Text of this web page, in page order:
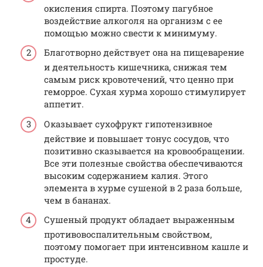
окисления спирта. Поэтому пагубное
воздействие алкоголя на организм с ее
помощью можно свести к минимуму.
Благотворно действует она на пищеварение
и деятельность кишечника, снижая тем
самым риск кровотечений, что ценно при
геморрое. Сухая хурма хорошо стимулирует
аппетит.
Оказывает сухофрукт гипотензивное
действие и повышает тонус сосудов, что
позитивно сказывается на кровообращении.
Все эти полезные свойства обеспечиваются
высоким содержанием калия. Этого
элемента в хурме сушеной в 2 раза больше,
чем в бананах.
Сушеный продукт обладает выраженным
противовоспалительным свойством,
поэтому помогает при интенсивном кашле и
простуде.